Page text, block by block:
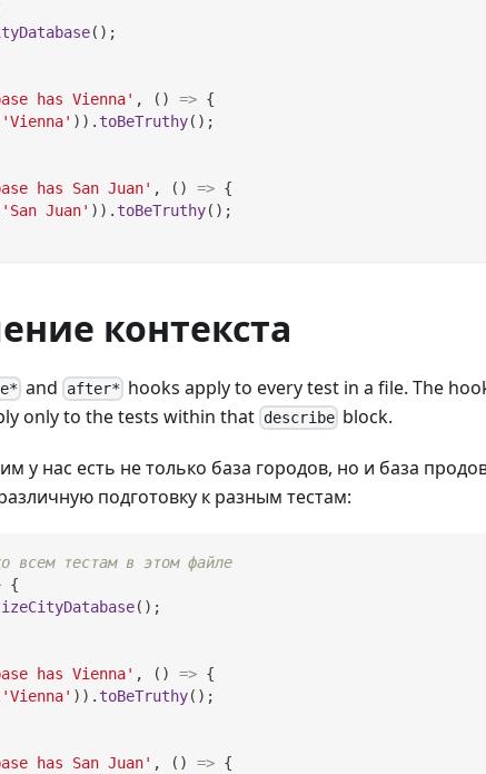
( ) ;
has Vienna' , ( ) => {
'Vienna' ) ) . toBeTruthy( ) ;
has San Juan' , ( ) => {
'San Juan' ) ) . toBeTruthy( ) ;
контекста
and after* hooks apply to every test in a file. The
only to the tests within that describeblock.
у нас есть не только база городов, но и база
подготовку к разным тестам:
всем тестам в этом файле
{
( ) ;
has Vienna' , ( ) => {
'Vienna' ) ) . toBeTruthy( ) ;
has San Juan' , ( ) => {